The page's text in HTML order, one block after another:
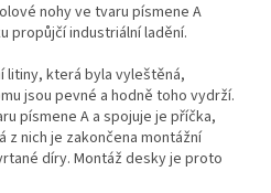
nohy ve tvaru písmene A
propůjčí industriální ladění.
litiny, která byla vyleštěná,
jsou pevné a hodně toho vydrží.
písmene A a spojuje je příčka,
z nich je zakončena montážní
díry. Montáž desky je proto